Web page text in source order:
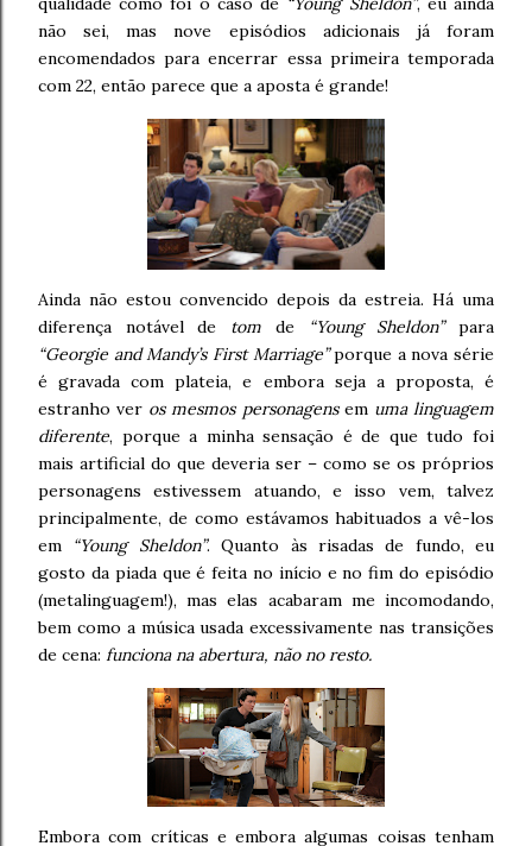
não sei, mas nove episódios adicionais já foram
encomendados para encerrar essa primeira temporada
com 22, então parece que a aposta é grande!
Ainda não estou convencido depois da estreia. Há uma
diferença notável de tom de “Young Sheldon”para
“Georgie and Mandy’s First Marriage”porque a nova série
é gravada com plateia, e embora seja a proposta, é
estranho ver os mesmos personagensem uma linguagem
diferente, porque a minha sensação é de que tudo foi
mais artificial do que deveria ser – como se os próprios
personagens estivessem atuando, e isso vem, talvez
principalmente, de como estávamos habituados a vê-los
em “Young Sheldon”. Quanto às risadas de fundo, eu
gosto da piada que é feita no início e no fim do episódio
(metalinguagem!), mas elas acabaram me incomodando,
bem como a música usada excessivamente nas transições
de cena: funciona na abertura, não no resto.
Embora com críticas e embora algumas coisas tenham